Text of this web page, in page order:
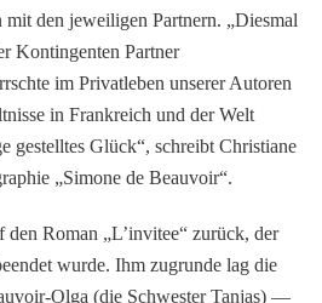
den jeweiligen Part­nern. „Diesmal
Kontingenten Partner
im Pri­vatleben unserer Autoren
in Frankreich und der Welt
gestelltes Glück“, schreibt Christiane
„Simone de Beauvoir“.
Roman „L’invitee“ zu­rück, der
wurde. Ihm zu­grunde lag die
Olga (die Schwester Tanjas) —